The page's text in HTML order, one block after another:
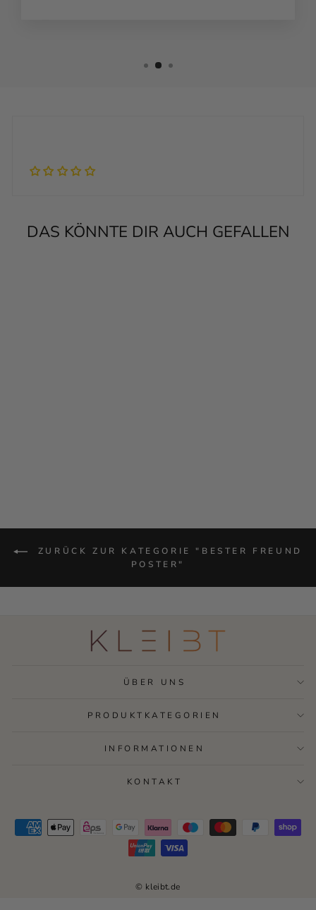
DAS KÖNNTE DIR AUCH GEFALLEN
ZURÜCK ZUR KATEGORIE "BESTER FREUND
POSTER"
ÜBER UNS
PRODUKTKATEGORIEN
INFORMATIONEN
KONTAKT
© kleibt.de